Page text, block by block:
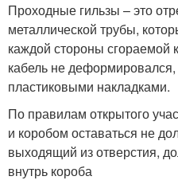
Проходные гильзы – это
металлической трубы,
каждой стороны сгораемой
кабель не
пластиковыми накладками.
По правилам открытого
и коробом оставаться не
выходящий из отверстия,
внутрь короба